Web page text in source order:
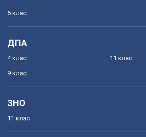
6 клас
ДПА
4 клас
9 клас
11 клас
ЗНО
11 клас